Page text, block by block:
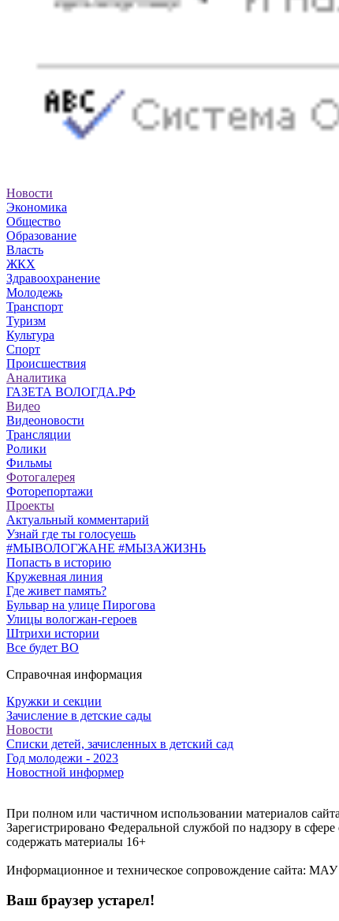
Новости
Экономика
Общество
Образование
Власть
ЖКХ
Здравоохранение
Молодежь
Транспорт
Туризм
Культура
Спорт
Происшествия
Аналитика
ГАЗЕТА ВОЛОГДА.РФ
Видео
Видеоновости
Трансляции
Ролики
Фильмы
Фотогалерея
Фоторепортажи
Проекты
Актуальный комментарий
Узнай где ты голосуешь
#МЫВОЛОГЖАНЕ #МЫЗАЖИЗНЬ
Попасть в историю
Кружевная линия
Где живет память?
Бульвар на улице Пирогова
Улицы вологжан-героев
Штрихи истории
Все будет ВО
Справочная информация
Кружки и секции
Зачисление в детские сады
Новости
Списки детей, зачисленных в детский сад
Год молодежи - 2023
Новостной информер
При полном или частичном использовании материалов
Зарегистрировано Федеральной службой по надзору в
содержать материалы 16+
Информационное и техническое сопровождение сайта:
Ваш браузер устарел!